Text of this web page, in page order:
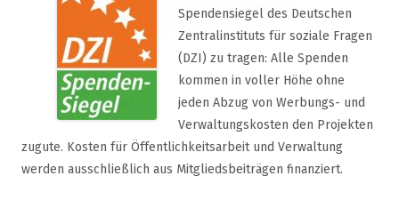
Spendensiegel des Deutschen
Zentralinstituts für soziale Fragen
(DZI) zu tragen: Alle Spenden
kommen in voller Höhe ohne
jeden Abzug von Werbungs- und
Verwaltungskosten den Projekten
zugute. Kosten für Öffentlichkeitsarbeit und Verwaltung
werden ausschließlich aus Mitgliedsbeiträgen finanziert.